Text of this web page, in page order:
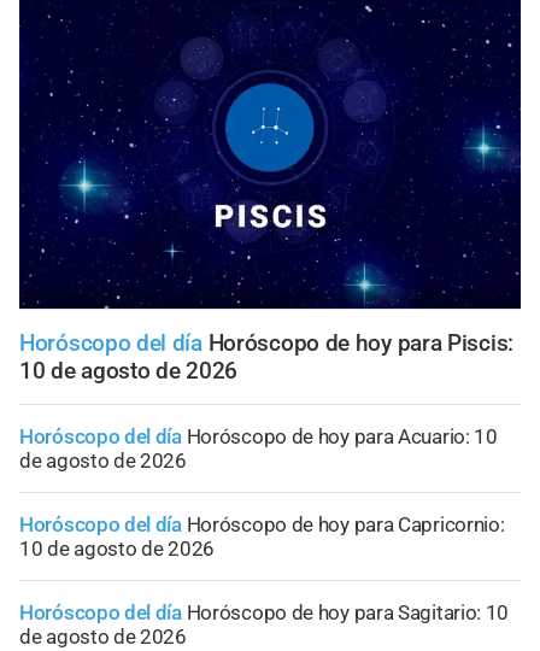
Horóscopo del día Horóscopo de hoy para Piscis:
10 de agosto de 2026
Horóscopo del día Horóscopo de hoy para Acuario: 10
de agosto de 2026
Horóscopo del día Horóscopo de hoy para Capricornio:
10 de agosto de 2026
Horóscopo del día Horóscopo de hoy para Sagitario: 10
de agosto de 2026